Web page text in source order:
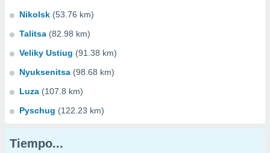
Nikolsk (53.76 km)
Talitsa (82.98 km)
Veliky Ustiug (91.38 km)
Nyuksenitsa (98.68 km)
Luza (107.8 km)
Pyschug (122.23 km)
Tiempo...